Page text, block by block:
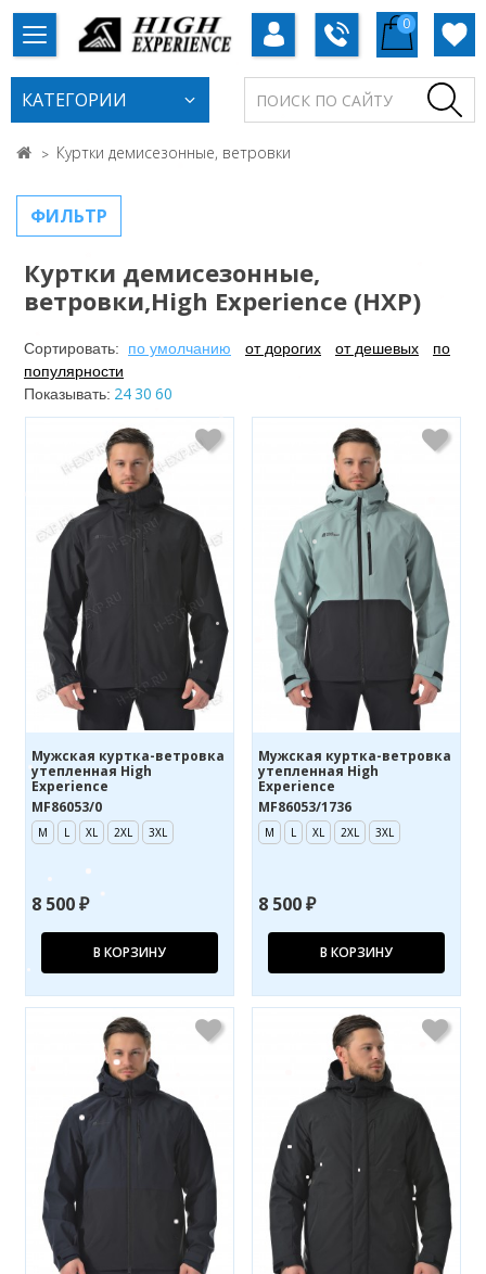
0
КАТЕГОРИИ
Куртки демисезонные, ветровки
ФИЛЬТР
Куртки демисезонные,
ветровки,High Experience (HXP)
Сортировать: по умолчанию от дорогих от дешевых
по
популярности
Показывать: 2430 60
Мужская куртка-ветровка
утепленная High
Experience
MF86053/0
M L XL 2XL 3XL
8 500 ₽
В КОРЗИНУ
Мужская куртка-ветровка
утепленная High
Experience
MF86053/1736
M L XL 2XL 3XL
8 500 ₽
В КОРЗИНУ